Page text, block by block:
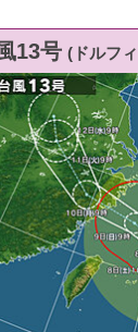
13号 (ドルフ